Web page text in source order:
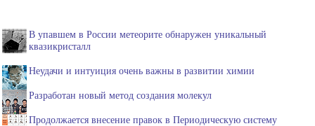
В упавшем в России метеорите обнаружен уникальный
квазикристалл
Неудачи и интуиция очень важны в развитии химии
Разработан новый метод создания молекул
Продолжается внесение правок в Периодическую систему